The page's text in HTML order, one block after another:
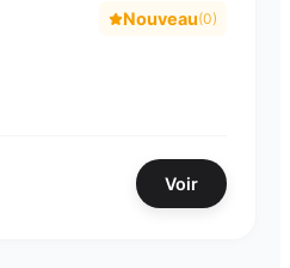
Nouveau(0)
Voir